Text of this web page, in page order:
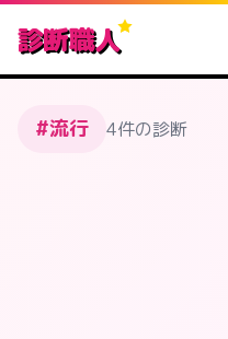
診断職人
#流行 4件の診断